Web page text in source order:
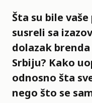
Šta su bile
susreli sa
dolazak
Srbiju? Kako
odnosno šta
nego što se